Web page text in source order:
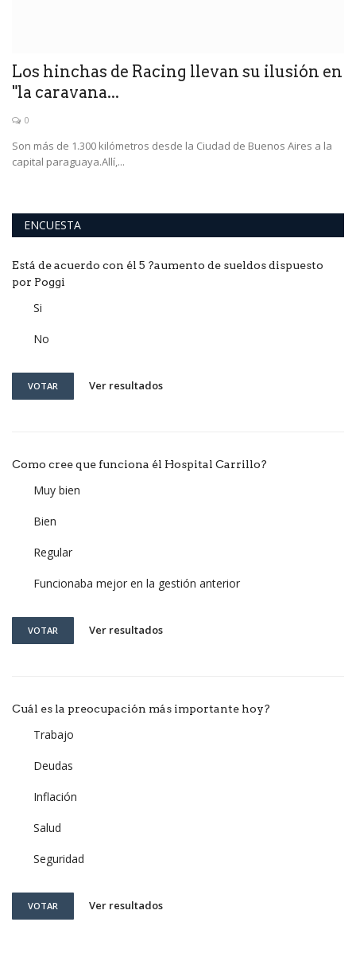
Los hinchas de Racing llevan su ilusión en
"la caravana...
0
Son más de 1.300 kilómetros desde la Ciudad de Buenos Aires a la
capital paraguaya.Allí,...
ENCUESTA
Está de acuerdo con él 5 ?aumento de sueldos dispuesto
por Poggi
Si
No
VOTAR Ver resultados
Como cree que funciona él Hospital Carrillo?
Muy bien
Bien
Regular
Funcionaba mejor en la gestión anterior
VOTAR Ver resultados
Cuál es la preocupación más importante hoy?
Trabajo
Deudas
Inflación
Salud
Seguridad
VOTAR Ver resultados